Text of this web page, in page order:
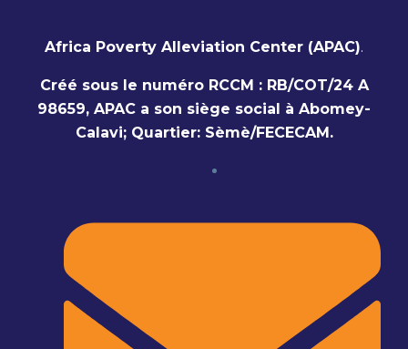
Africa Poverty Alleviation Center (APAC).
Créé sous le numéro RCCM : RB/COT/24 A
98659, APAC a son siège social à Abomey-
Calavi; Quartier: Sèmè/FECECAM.